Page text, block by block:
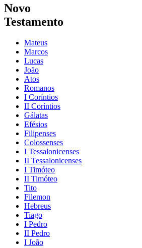
Novo
Testamento
Mateus
Marcos
Lucas
João
Atos
Romanos
I Coríntios
II Coríntios
Gálatas
Efésios
Filipenses
Colossenses
I Tessalonicenses
II Tessalonicenses
I Timóteo
II Timóteo
Tito
Filemon
Hebreus
Tiago
I Pedro
II Pedro
I João